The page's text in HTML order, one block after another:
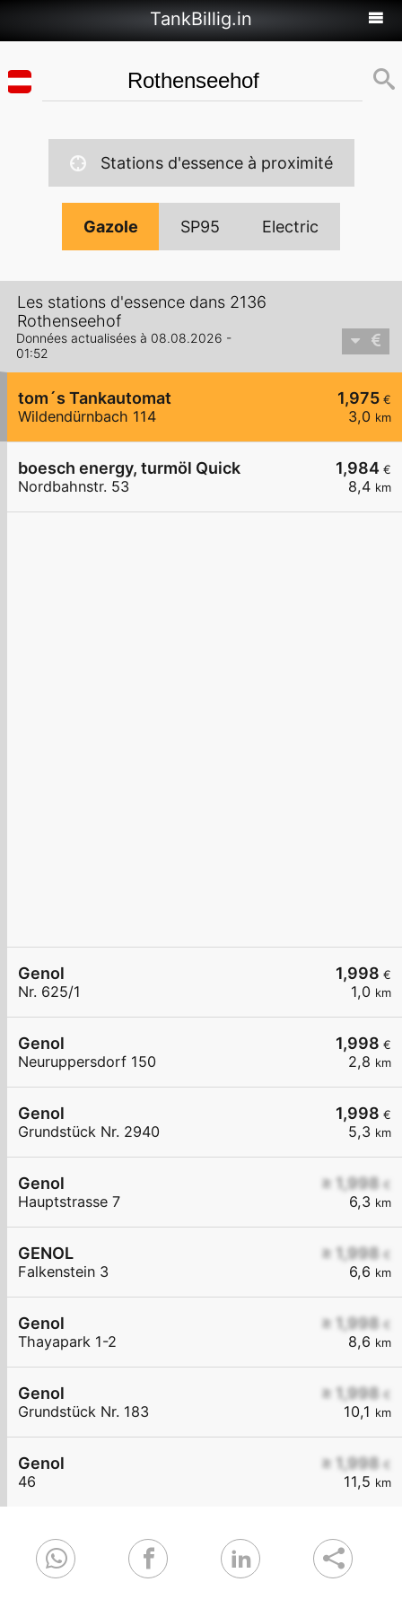
TankBillig.in
Stations d'essence à proximité
Gazole SP95 Electric
Les stations d'essence dans 2136
Rothenseehof
Données actualisées à 08.08.2026 -
01:52
1,975 €
3,0 km
tom´s Tankautomat
Wildendürnbach 114
1,984 €
8,4 km
boesch energy, turmöl Quick
Nordbahnstr. 53
1,998 €
1,0 km
Genol
Nr. 625/1
1,998 €
2,8 km
Genol
Neuruppersdorf 150
1,998 €
5,3 km
Genol
Grundstück Nr. 2940
≥ 1,998 €
6,3 km
Genol
Hauptstrasse 7
≥ 1,998 €
6,6 km
GENOL
Falkenstein 3
≥ 1,998 €
8,6 km
Genol
Thayapark 1-2
≥ 1,998 €
10,1 km
Genol
Grundstück Nr. 183
≥ 1,998 €
11,5 km
Genol
46